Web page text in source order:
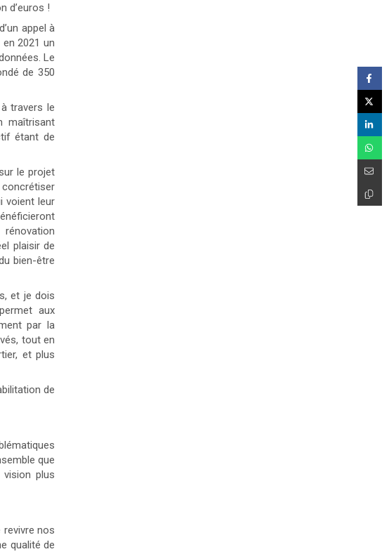
d’euros !
appel à
2021 un
Le
de 350
travers le
maîtrisant
étant de
le projet
voient leur
plaisir de
bien-être
et je dois
aux
par la
tout en
et plus
de
que
plus
nos
qualité de